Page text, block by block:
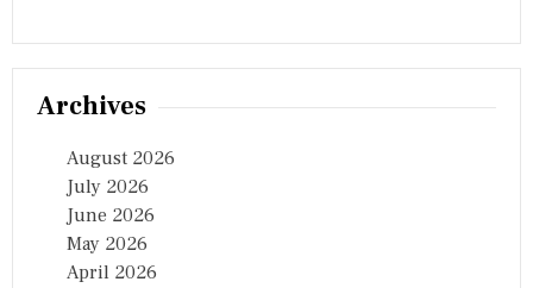
Archives
August 2026
July 2026
June 2026
May 2026
April 2026